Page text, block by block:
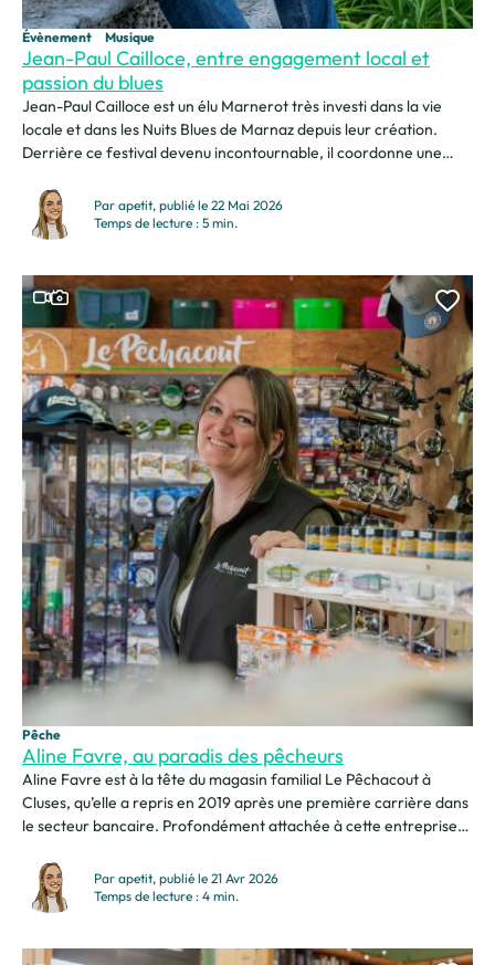
Jean-Paul Cailloce, entre engagement local et
passion du blues
Évènement Musique
Jean-Paul Cailloce est un élu Marnerot très investi dans la vie
locale et dans les Nuits Blues de Marnaz depuis leur création.
Derrière ce festival devenu incontournable, il coordonne une
services municipaux. Pour lui, l’événement repose avant tout sur
l’humain, la convivialité et le plaisir...
Par apetit, publié le 22 Mai 2026
Temps de lecture : 5 min.
Aline Favre, au paradis des pêcheurs
Pêche
Aline Favre est à la tête du magasin familial Le Pêchacout à
Cluses, qu’elle a repris en 2019 après une première carrière dans
le secteur bancaire. Profondément attachée à cette entreprise
une histoire familiale riche, entourée de ses proches. Passionnée
par la relation client et le contact avec la...
Par apetit, publié le 21 Avr 2026
Temps de lecture : 4 min.
Ce contenu contient une vidéo
Ce contenu contient une galerie photo